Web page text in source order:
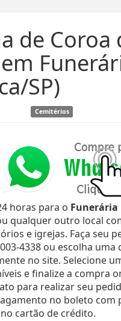
de Coroa
SP)
Cemitérios
horas para o Funerária
qualquer outro local
e igrejas. Faça seu
4338 ou escolha uma
no site. Selecione
e finalize a compra
para realizar seu
no boleto com
cartão de crédito.